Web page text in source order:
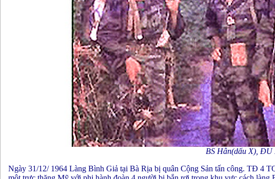
BS Hân(dấu X), ĐU
Ngày 31/12/ 1964 Làng Bình Giả tại Bà Rịa bị quân Cộng Sản tấn công. TĐ 4